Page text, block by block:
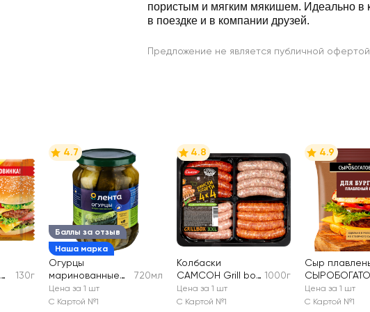
пористым и мягким мякишем. Идеально в
в поездке и в компании друзей.
Предложение не является публичной офертой
130г
Баллы за отзыв
Наша марка
4.7
Огурцы
маринованные
ЛЕНТА
720мл
Цена за 1 шт
С Картой №1
4.8
Колбаски
САМСОН Grill box
4х4: мергез,
чоризо,
1000г
Цена за 1 шт
С Картой №1
4.9
Сыр
для бургера
без змж
Цена за 1 шт
С Картой №1